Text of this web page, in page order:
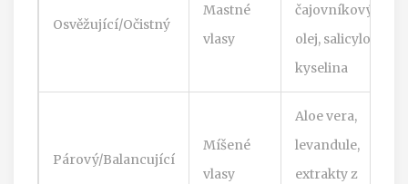
Osvěžující/Očistný
Mastné
vlasy
čajovníkový
olej, salicylová
kyselina
Párový/Balancující
Míšené
vlasy
Aloe vera,
levandule,
extrakty z